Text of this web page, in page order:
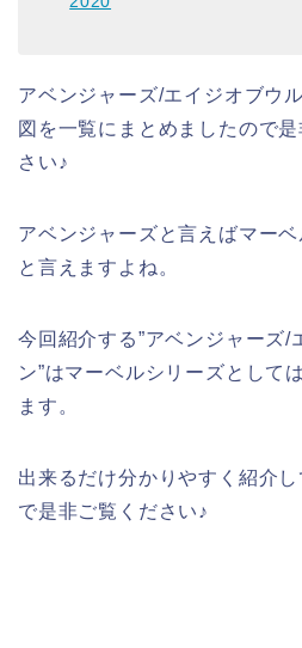
アベンジャーズ/エイジオブウ
図を一覧にまとめましたので
さい♪
アベンジャーズと言えばマー
と言えますよね。
今回紹介する”アベンジャーズ/
ン”はマーベルシリーズとして
ます。
出来るだけ分かりやすく紹介
で是非ご覧ください♪